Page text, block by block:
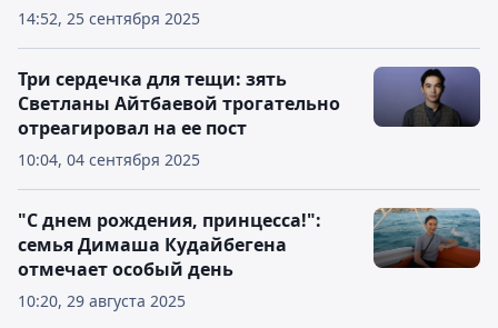
14:52, 25 сентября 2025
10:04, 04 сентября 2025
Три сердечка для тещи: зять
Светланы Айтбаевой трогательно
отреагировал на ее пост
10:20, 29 августа 2025
"С днем рождения, принцесса!":
семья Димаша Кудайбегена
отмечает особый день